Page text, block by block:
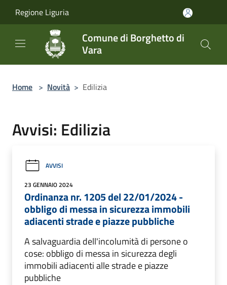
Regione Liguria
Comune di Borghetto di
Vara
Home > Novità > Edilizia
Avvisi: Edilizia
AVVISI
23 GENNAIO 2024
Ordinanza nr. 1205 del 22/01/2024 -
obbligo di messa in sicurezza immobili
adiacenti strade e piazze pubbliche
A salvaguardia dell'incolumità di persone o
cose: obbligo di messa in sicurezza degli
immobili adiacenti alle strade e piazze
pubbliche